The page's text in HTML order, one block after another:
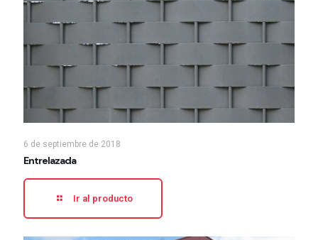
6 de septiembre de 2018
Entrelazada
Ir al producto